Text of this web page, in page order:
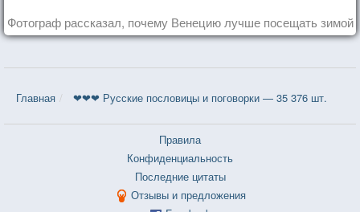
Фотограф рассказал, почему Венецию лучше посещать зимой
Главная ❤❤❤ Русские пословицы и поговорки — 35 376 шт.
Правила
Конфиденциальность
Последние цитаты
Отзывы и предложения